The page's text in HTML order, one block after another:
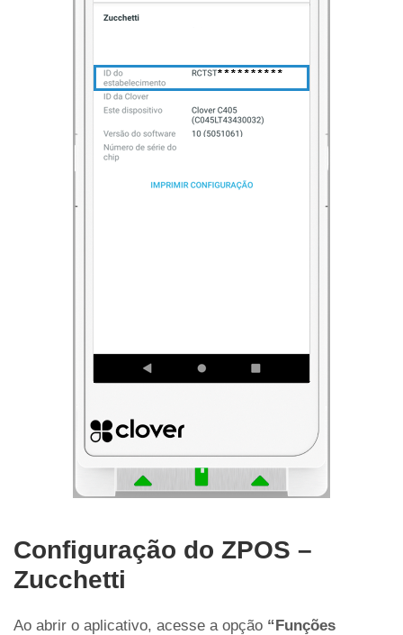
Configuração do ZPOS –
Zucchetti
Ao abrir o aplicativo, acesse a opção “Funções